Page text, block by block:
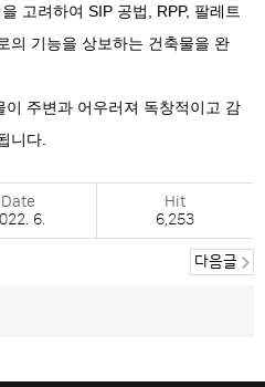
고려하여 SIP 공법 , RPP, 팔레트
의 기능을 상보하는 건축물을 완
주변과 어우러져 독창적이고 감
니다.
Date
6.
Hit
6,253
다음글